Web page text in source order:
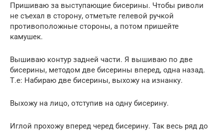
Пришиваю за выступающие бисерины. Чтобы риволи
не съехал в сторону, отметьте гелевой ручкой
противоположные стороны, а потом пришейте
камушек.
Вышиваю контур задней части. Я вышиваю по две
бисерины, методом две бисерины вперед, одна назад.
Т.е: Набираю две бисерины, выхожу на изнанку.
Выхожу на лицо, отступив на одну бисерину.
Иглой прохожу вперед черед бисерину. Так весь ряд до